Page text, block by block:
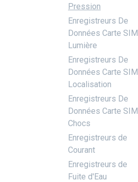
Pression
Enregistreurs De
Données Carte SIM
Lumière
Enregistreurs De
Données Carte SIM
Localisation
Enregistreurs De
Données Carte SIM
Chocs
Enregistreurs de
Courant
Enregistreurs de
Fuite d'Eau